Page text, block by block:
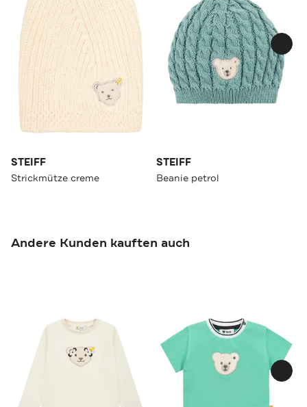
STEIFF
Strickmütze creme
STEIFF
Beanie petrol
Andere Kunden kauften auch